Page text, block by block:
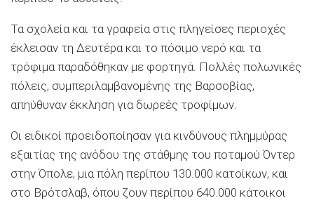
Τα σχολεία και τα γραφεία στις πληγείσες περιοχές
έκλεισαν τη Δευτέρα και το πόσιμο νερό και τα
τρόφιμα παραδόθηκαν με φορτηγά. Πολλές πολωνικές
πόλεις, συμπεριλαμβανομένης της Βαρσοβίας,
απηύθυναν έκκληση για δωρεές τροφίμων.
Οι ειδικοί προειδοποίησαν για κινδύνους πλημμύρας
εξαιτίας της ανόδου της στάθμης του ποταμού Όντερ
στην Όπολε, μια πόλη περίπου 130.000 κατοίκων, και
στο Βρότσλαβ, όπου ζουν περίπου 640.000 κάτοικοι